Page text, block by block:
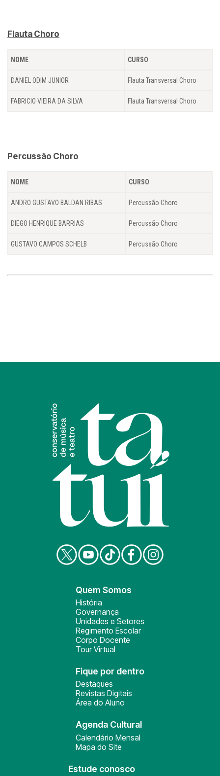
Flauta Choro
NOME CURSO
DANIEL ODIM JUNIOR Flauta Transversal Choro
FABRICIO VIEIRA DA SILVA Flauta Transversal Choro
Percussão Choro
NOME CURSO
ANDRO GUSTAVO BALDAN RIBAS Percussão Choro
DIEGO HENRIQUE BARRIAS Percussão Choro
GUSTAVO CAMPOS SCHELB Percussão Choro
Quem Somos
História
Governança
Unidades e Setores
Regimento Escolar
Corpo Docente
Tour Virtual
Fique por dentro
Destaques
Revistas Digitais
Área do Aluno
Agenda Cultural
Calendário Mensal
Mapa do Site
Estude conosco